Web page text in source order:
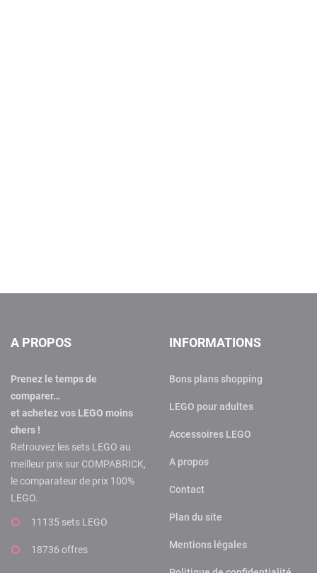
A PROPOS
Prenez le temps de
comparer…
et achetez vos LEGO moins
chers !
Retrouvez les sets LEGO au
meilleur prix sur COMPABRICK,
le comparateur de prix 100%
LEGO.
11135 sets LEGO
18736 offres
INFORMATIONS
Bons plans shopping
LEGO pour adultes
Accessoires LEGO
A propos
Contact
Plan du site
Mentions légales